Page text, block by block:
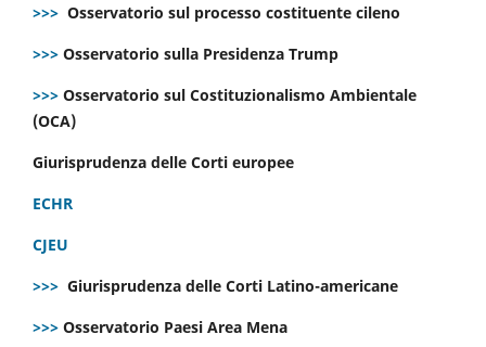
>>> Osservatorio sul processo costituente cileno
>>> Osservatorio sulla Presidenza Trump
>>> Osservatorio sul Costituzionalismo Ambientale
(OCA)
Giurisprudenza delle Corti europee
ECHR
CJEU
>>> Giurisprudenza delle Corti Latino-americane
>>> Osservatorio Paesi Area Mena